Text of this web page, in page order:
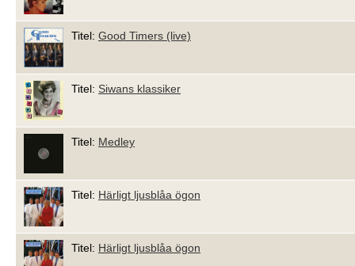
Titel: Good Timers (live)
Titel: Siwans klassiker
Titel: Medley
Titel: Härligt ljusblåa ögon
Titel: Härligt ljusblåa ögon